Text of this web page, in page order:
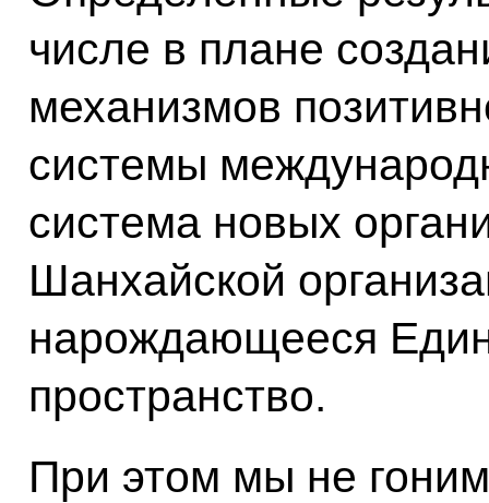
числе в плане
механизмов
системы
система новых
Шанхайской
нарождающееся
пространство.
При этом мы не